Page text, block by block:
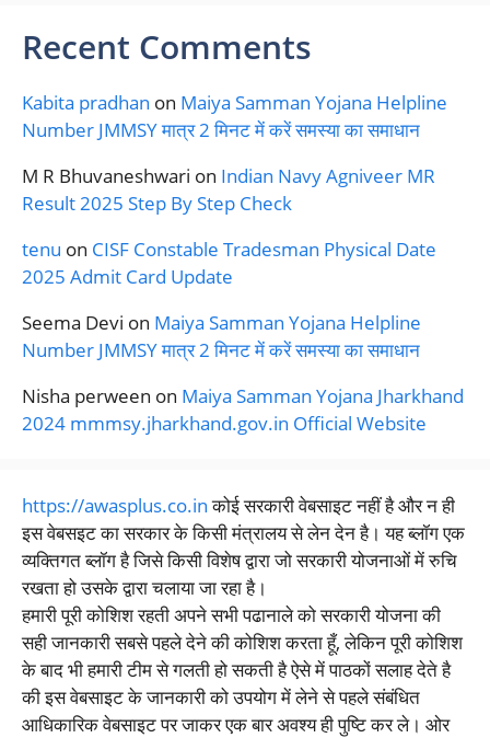
Recent Comments
Kabita pradhan on Maiya Samman Yojana Helpline
Number JMMSY मात्र 2 मिनट में करें समस्या का समाधान
M R Bhuvaneshwari on Indian Navy Agniveer MR
Result 2025 Step By Step Check
tenu on CISF Constable Tradesman Physical Date
2025 Admit Card Update
Seema Devi on Maiya Samman Yojana Helpline
Number JMMSY मात्र 2 मिनट में करें समस्या का समाधान
Nisha perween on Maiya Samman Yojana Jharkhand
2024 mmmsy.jharkhand.gov.in Official Website
https://awasplus.co.inकोई सरकारी वेबसाइट नहीं है और न ही
इस वेबसइट का सरकार के किसी मंत्रालय से लेन देन है। यह ब्लॉग एक
व्यक्तिगत ब्लॉग है जिसे किसी विशेष द्वारा जो सरकारी योजनाओं में रुचि
रखता हो उसके द्वारा चलाया जा रहा है।
हमारी पूरी कोशिश रहती अपने सभी पढानाले को सरकारी योजना की
सही जानकारी सबसे पहले देने की कोशिश करता हूँ, लेकिन पूरी कोशिश
के बाद भी हमारी टीम से गलती हो सकती है ऐसे में पाठकों सलाह देते है
की इस वेबसाइट के जानकारी को उपयोग में लेने से पहले संबंधित
आधिकारिक वेबसाइट पर जाकर एक बार अवश्य ही पुष्टि कर ले। ओर